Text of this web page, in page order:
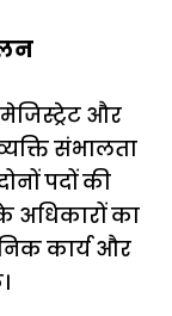
और
संभालता
पदों की
अधिकारों का
कार्य और